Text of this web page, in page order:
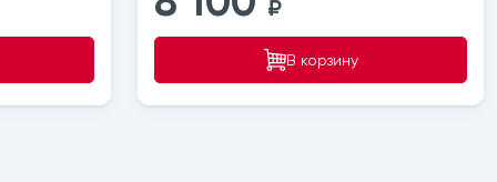
₽
В корзину